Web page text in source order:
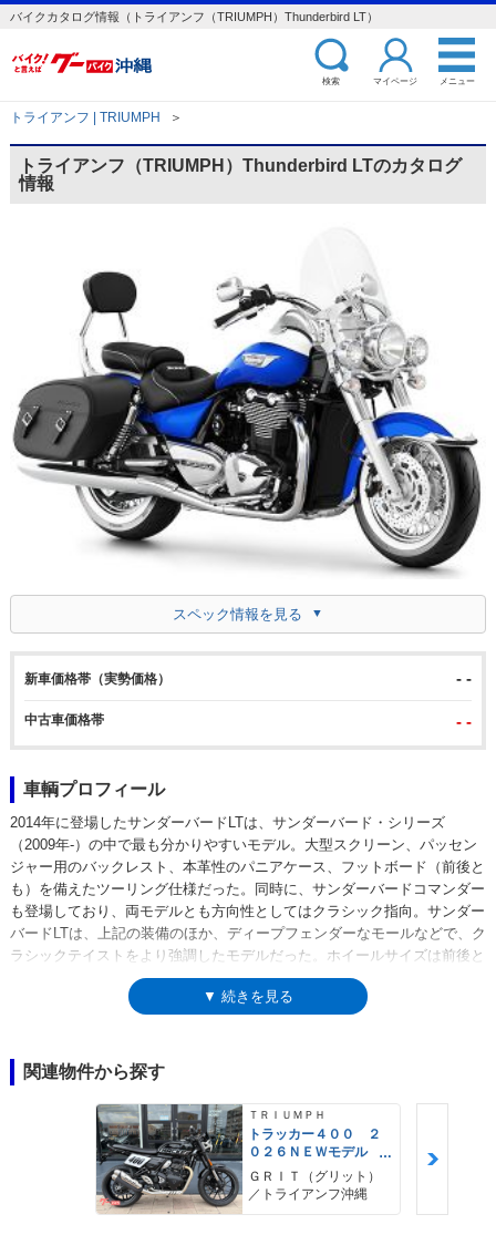
バイクカタログ情報（トライアンフ（TRIUMPH）Thunderbird LT）
検索 マイページ メニュー
トライアンフ | TRIUMPH ＞
トライアンフ（TRIUMPH）Thunderbird LTのカタログ
情報
スペック情報を見る
新車価格帯（実勢価格） - -
中古車価格帯 - -
車輌プロフィール
2014年に登場したサンダーバードLTは、サンダーバード・シリーズ
（2009年-）の中で最も分かりやすいモデル。大型スクリーン、パッセン
ジャー用のバックレスト、本革性のパニアケース、フットボード（前後と
も）を備えたツーリング仕様だった。同時に、サンダーバードコマンダー
も登場しており、両モデルとも方向性としてはクラシック指向。サンダー
バードLTは、上記の装備のほか、ディープフェンダーなモールなどで、ク
ラシックテイストをより強調したモデルだった。ホイールサイズは前後と
も16インチで、エイボン製のOEMタイヤはホワイトリボン付き（サイド
ウォールが白い）。サンダーバードストームと同じ1,699ccの水冷並列2気
していた。ちなみに「LT」は「ロングツーリング」ではなく、「ライトツ
ーリング」のこと。
▼ 続きを見る
関連物件から探す
ＴＲＩＵＭＰＨ
トラッカー４００ ２
０２６ＮＥＷモデル
フラットトラック ト
ルクアシストクラッ
チ トラクションコン
ＧＲＩＴ（グリット）
／トライアンフ沖縄